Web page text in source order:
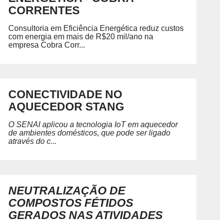
habilitando você para
SENAI PORTAL DO ALUNO
Portal do Aluno
Petróleo, Gás e Energia
Química e Meio Ambiente
REGIMENTO
Acesse o regimento do SENAI/RS.
CORRENTES
Consultoria em Eficiência Energética reduz custos
com energia em mais de R$20 mil/ano na
empresa Cobra Corr...
CONECTIVIDADE NO
AQUECEDOR STANG
O SENAI aplicou a tecnologia IoT em aquecedor
de ambientes domésticos, que pode ser ligado
através do c...
NEUTRALIZAÇÃO DE
COMPOSTOS FÉTIDOS
GERADOS NAS ATIVIDADES